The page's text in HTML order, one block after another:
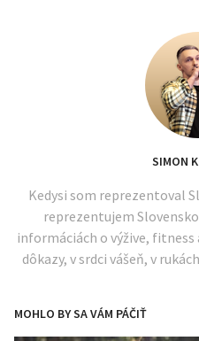
SIMON
Kedysi som reprezentoval
reprezentujem Slovensko
informáciách o výžive, fitness
dôkazy, v srdci vášeň, v
MOHLO BY SA VÁM PÁČIŤ